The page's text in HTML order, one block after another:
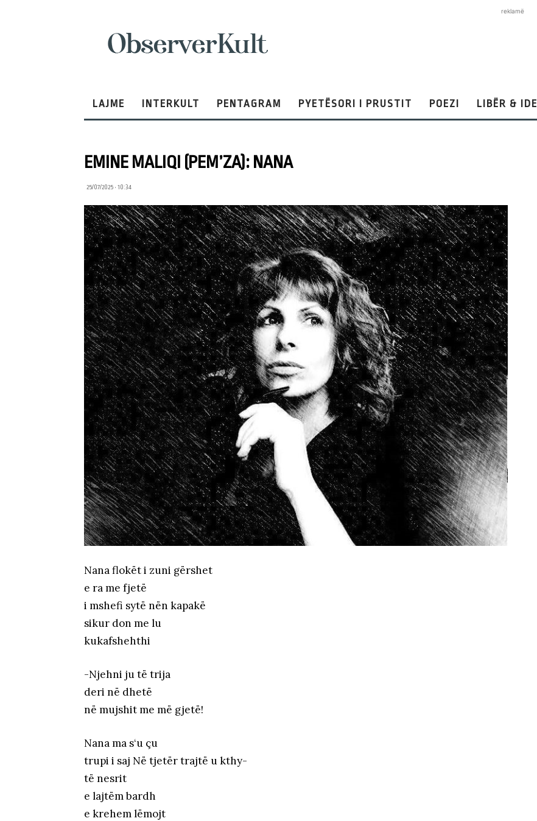
reklamë
LAJME INTERKULT PENTAGRAM PYETËSORI I PRUSTIT POEZI LIBËR & IDE
EMINE MALIQI (PEM’ZA): NANA
25/07/2025 • 10:34
Nana flokët i zuni gërshet
e ra me fjetë
i mshefi sytë nën kapakë
sikur don me lu
kukafshehthi
-Njehni ju të trija
deri në dhetë
në mujshit me më gjetë!
Nana ma s‘u çu
trupi i saj Në tjetër trajtë u kthy-
të nesrit
e lajtëm bardh
e krehem lëmojt